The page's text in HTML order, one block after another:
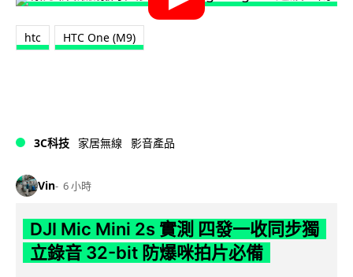
htc HTC One (M9)
3C科技 家居無線 影音產品
Vin 6 小時
DJI Mic Mini 2s 實測 四發一收同步獨
立錄音 32-bit 防爆咪拍片必備